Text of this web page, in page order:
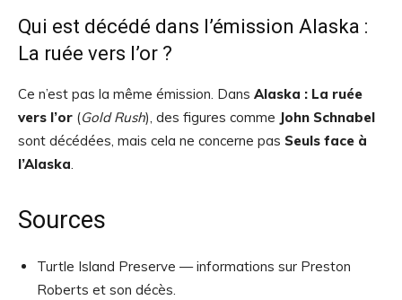
Qui est décédé dans l’émission Alaska :
La ruée vers l’or ?
Ce n’est pas la même émission. Dans Alaska : La ruée
vers l’or (Gold Rush), des figures comme John Schnabel
sont décédées, mais cela ne concerne pas Seuls face à
l’Alaska.
Sources
Turtle Island Preserve — informations sur Preston
Roberts et son décès.